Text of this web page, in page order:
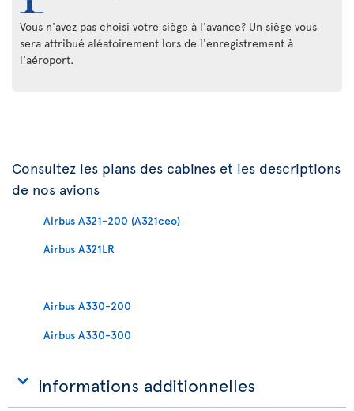
Vous n'avez pas choisi votre siège à l'avance? Un siège vous
sera attribué aléatoirement lors de l'enregistrement à
l'aéroport.
Consultez les plans des cabines et les descriptions
de nos avions
Airbus A321-200 (A321ceo)
Airbus A321LR
Airbus A330-200
Airbus A330-300
Informations additionnelles